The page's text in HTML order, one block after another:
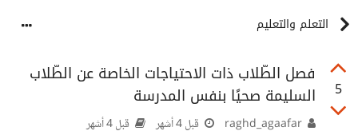
التعلم والتعليم
5
فصل الطّلاب ذات الاحتياجات الخاصة عن الطّلاب
السليمة صحيًا بنفس المدرسة
قبل 4 أشهر قبل 4 أشهر